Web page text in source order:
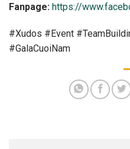
Fanpage: https://
#Xudos #Event
#GalaCuoiNam